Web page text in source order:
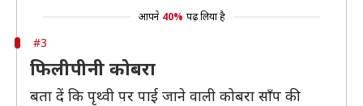
आपने 40% पढ़ लिया है
#3
फिलीपीनी कोबरा
बता दें कि पृथ्वी पर पाई जाने वाली कोबरा साँप की